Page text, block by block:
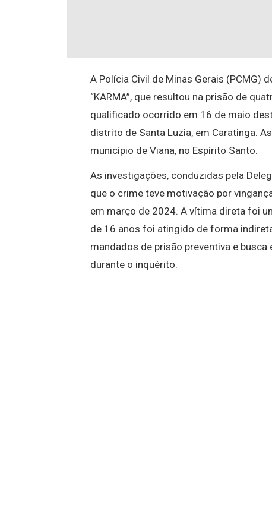
A Polícia Civil de Minas Gerais (PCMG)
“KARMA”, que resultou na prisão de
qualificado ocorrido em 16 de maio
distrito de Santa Luzia, em Caratinga.
município de Viana, no Espírito Santo.
As investigações, conduzidas pela
que o crime teve motivação por
em março de 2024. A vítima direta foi
de 16 anos foi atingido de forma
mandados de prisão preventiva e
durante o inquérito.